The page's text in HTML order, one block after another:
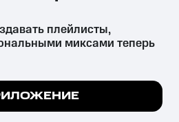
причиняет вред здоровью,
и влечёт установленную
чтобы на сайте все
плейлисты,
миксами теперь